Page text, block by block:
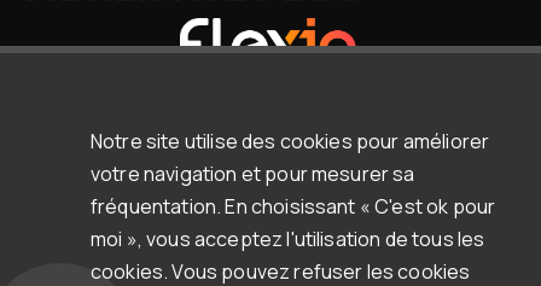
Demander une démo
Nous contacter
Notre site utilise des cookies pour améliorer
votre navigation et pour mesurer sa
fréquentation. En choisissant « C'est ok pour
moi », vous acceptez l'utilisation de tous les
cookies. Vous pouvez refuser les cookies